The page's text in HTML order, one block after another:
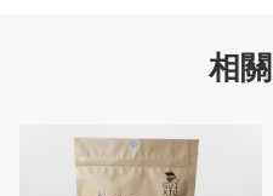
相關